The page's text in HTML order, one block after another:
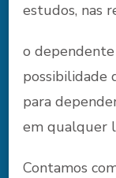
estudos, nas
o
possibilidade
para
em qualquer
Contamos